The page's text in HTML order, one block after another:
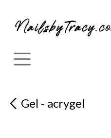
Gel - acrygel